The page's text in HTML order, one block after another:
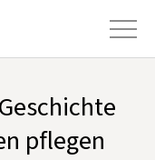
pflegen